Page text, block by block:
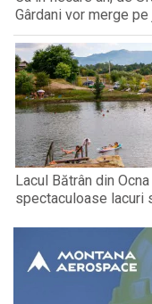
Gârdani vor merge
Lacul Bătrân din
spectaculoase lacuri